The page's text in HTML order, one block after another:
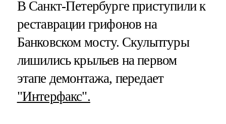
В Санкт-Петербурге приступили к
реставрации грифонов на
Банковском мосту. Скульптуры
лишились крыльев на первом
этапе демонтажа, передает
"Интерфакс".